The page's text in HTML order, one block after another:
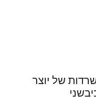
של יוצר